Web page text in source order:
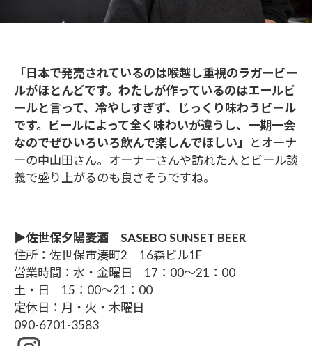
「日本で発売されているのは喉越し重視のラガービー
ルがほとんどです。わたしが作っているのはエールビ
ールと言って、冷やしすぎず、じっくり味わうビール
です。ビールによって全く味わいが違うし、一期一会
なのでぜひいろいろ飲んで楽しんでほしい」
とオーナ
ーの中山田さん。オーナーさんや訪れた人とビール談
義で盛り上がるのも良さそうですね。
▶佐世保夕陽麦酒 SASEBO SUNSET BEER
住所：佐世保市湊町2‐16森ビル1F
営業時間：水・金曜日 17：00～21：00
土・日 15：00～21：00
定休日：月・火・木曜日
090-6701-3583